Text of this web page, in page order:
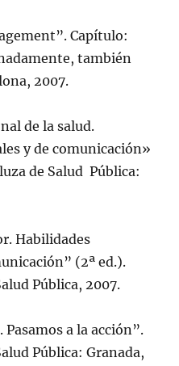
Capítulo:
también
2007.
de la salud.
y de comunicación»
de Salud Pública:
Habilidades
(2ª ed.).
Pública, 2007.
a la acción”.
Pública: Granada,